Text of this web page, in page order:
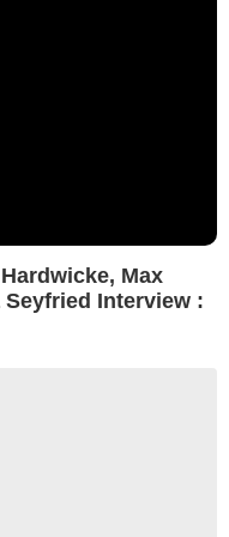
Max
Interview :